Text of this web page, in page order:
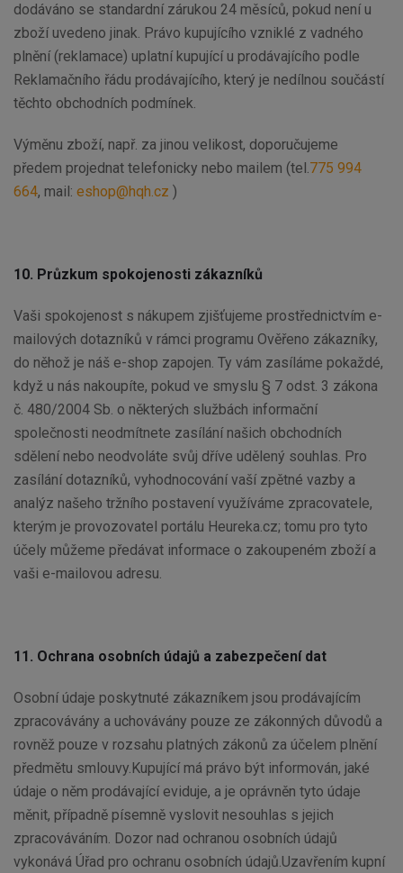
dodáváno se standardní zárukou 24 měsíců, pokud není u
zboží uvedeno jinak. Právo kupujícího vzniklé z vadného
plnění (reklamace) uplatní kupující u prodávajícího podle
Reklamačního řádu prodávajícího, který je nedílnou součástí
těchto obchodních podmínek.
Výměnu zboží, např. za jinou velikost, doporučujeme
předem projednat telefonicky nebo mailem (tel. 775 994
664, mail: eshop@hqh.cz )
10. Průzkum spokojenosti zákazníků
Vaši spokojenost s nákupem zjišťujeme prostřednictvím e-
mailových dotazníků v rámci programu Ověřeno zákazníky,
do něhož je náš e-shop zapojen. Ty vám zasíláme pokaždé,
když u nás nakoupíte, pokud ve smyslu § 7 odst. 3 zákona
č. 480/2004 Sb. o některých službách informační
společnosti neodmítnete zasílání našich obchodních
sdělení nebo neodvoláte svůj dříve udělený souhlas. Pro
zasílání dotazníků, vyhodnocování vaší zpětné vazby a
analýz našeho tržního postavení využíváme zpracovatele,
kterým je provozovatel portálu Heureka.cz; tomu pro tyto
účely můžeme předávat informace o zakoupeném zboží a
vaši e-mailovou adresu.
11. Ochrana osobních údajů a zabezpečení dat
Osobní údaje poskytnuté zákazníkem jsou prodávajícím
zpracovávány a uchovávány pouze ze zákonných důvodů a
rovněž pouze v rozsahu platných zákonů za účelem plnění
předmětu smlouvy.Kupující má právo být informován, jaké
údaje o něm prodávající eviduje, a je oprávněn tyto údaje
měnit, případně písemně vyslovit nesouhlas s jejich
zpracováváním. Dozor nad ochranou osobních údajů
vykonává Úřad pro ochranu osobních údajů.Uzavřením kupní